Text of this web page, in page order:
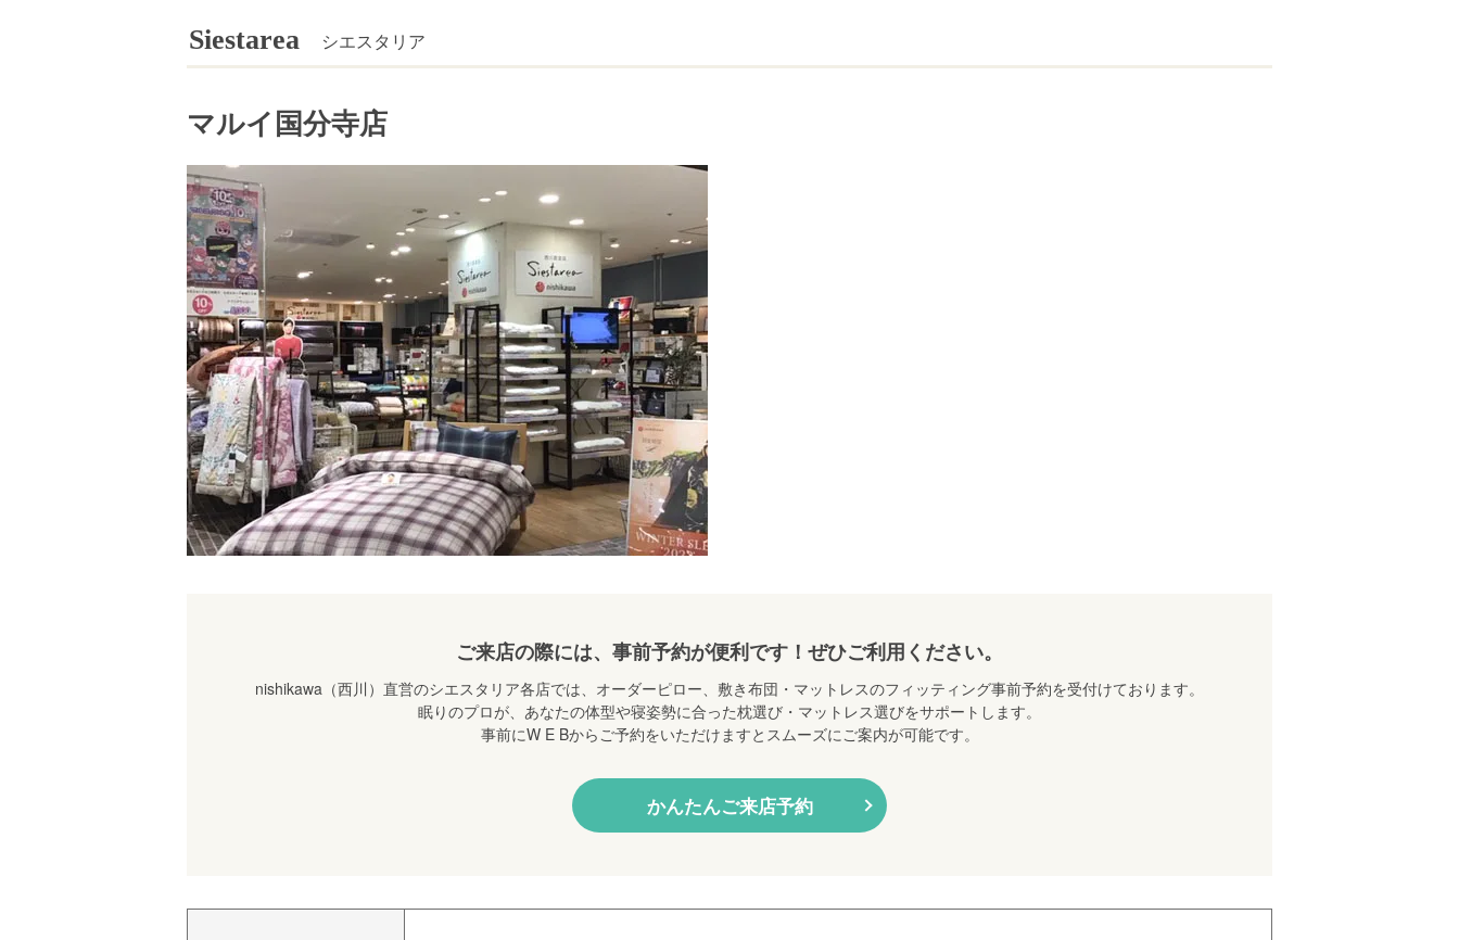
Siestarea シエスタリア
マルイ国分寺店
ご来店の際には、事前予約が便利です！ ぜひご利用ください。
nishikawa（西川）直営のシエスタリア各店では、オーダーピロー、敷き布団・マットレスのフィッティング事前予約を受付けております。
眠りのプロが、あなたの体型や寝姿勢に合った枕選び・マットレス選びをサポートします。
事前にW E Bからご予約をいただけますと スムーズにご案内が可能です。
かんたんご来店予約